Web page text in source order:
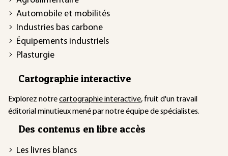
Automobile et mobilités
Industries bas carbone
Équipements industriels
Plasturgie
Cartographie interactive
Explorez notrecartographie interactive, fruit d'un travail
éditorial minutieux mené par notre équipe de spécialistes.
Des contenus en libre accès
Les livres blancs